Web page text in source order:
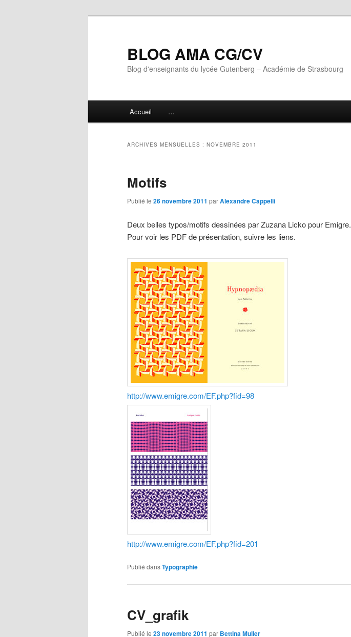
BLOG AMA CG/CV
Blog d'enseignants du lycée Gutenberg – Académie de Strasbourg
Accueil …
ARCHIVES MENSUELLES : NOVEMBRE 2011
Motifs
Publié le 26 novembre 2011 parAlexandre Cappelli
Deux belles typos/motifs dessinées parZuzana Licko pour Emigre.
Pour voir les PDF de présentation, suivre les liens.
http://www.emigre.com/EF.php?fid=98
http://www.emigre.com/EF.php?fid=201
Publié dansTypographie
CV_grafik
Publié le 23 novembre 2011 par Bettina Muller